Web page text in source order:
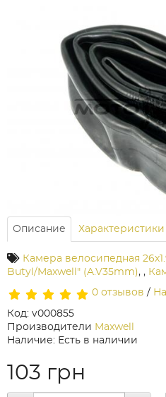
Описание Характеристики
Камера велосипедная
Butyl/Maxwell" (A.V35mm), ,
0 отзывов /
Код: v000855
Производители Maxwell
Наличие: Есть в наличии
103 грн